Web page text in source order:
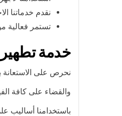
نقدم خدماتنا
تستمر فعالية
خدمة تطهير
نحرص على الاستعانة
والقضاء على كافة
باستخدامنا أساليب